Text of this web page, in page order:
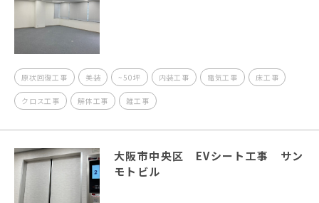
原状回復工事 美装 ~50坪 内装工事 電気工事 床工事
クロス工事 解体工事 雑工事
大阪市中央区 EVシート工事 サン
モトビル